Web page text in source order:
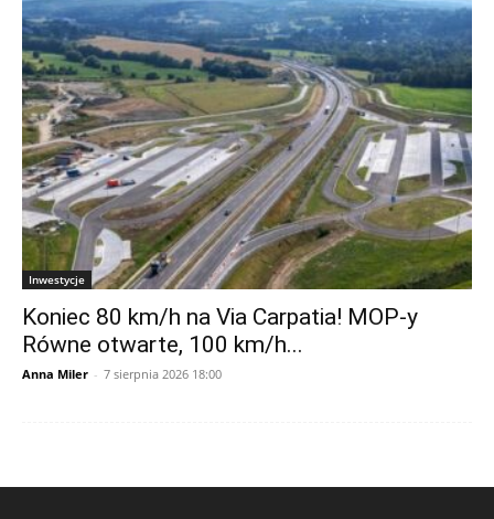
Inwestycje
Koniec 80 km/h na Via Carpatia! MOP-y
Równe otwarte, 100 km/h...
Anna Miler - 7 sierpnia 2026 18:00